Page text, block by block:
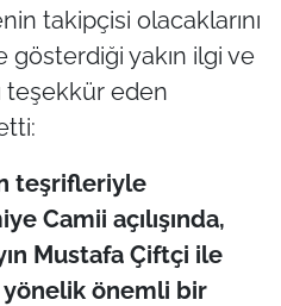
takipçisi olacaklarını
gösterdiği yakın ilgi ve
teşekkür eden
teşrifleriyle
Camii açılışında,
Mustafa Çiftçi ile
önemli bir